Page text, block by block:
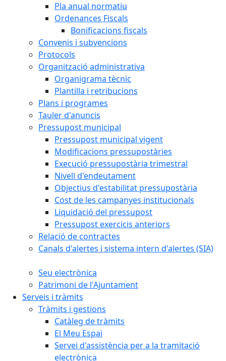
Pla anual normatiu
Ordenances Fiscals
Bonificacions fiscals
Convenis i subvencions
Protocols
Organització administrativa
Organigrama tècnic
Plantilla i retribucions
Plans i programes
Tauler d'anuncis
Pressupost municipal
Pressupost municipal vigent
Modificacions pressupostàries
Execució pressupostària trimestral
Nivell d'endeutament
Objectius d'estabilitat pressupostària
Cost de les campanyes institucionals
Liquidació del pressupost
Pressupost exercicis anteriors
Relació de contractes
Canals d'alertes i sistema intern d'alertes (SIA)
Seu electrònica
Patrimoni de l'Ajuntament
Serveis i tràmits
Tràmits i gestions
Catàleg de tràmits
El Meu Espai
Servei d'assistència per a la tramitació
electrònica